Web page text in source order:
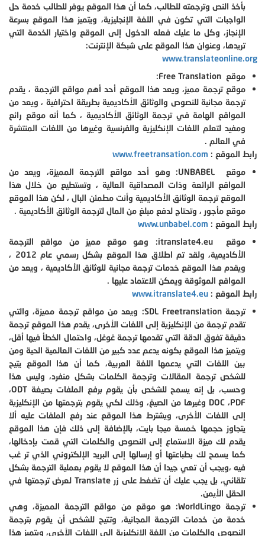
بأخذ النص وترجمته للطالب، كما أن هذا الموقع يوفر للطالب خدمة حل
الواجبات التي تكون في اللغة الإنجليزية، ويتميز هذا الموقع بسرعة
الإنجاز، وكل ما عليك فعله الدخول إلى الموقع واختيار الخدمة التي
تريدها، وعنوان هذا الموقع على شبكة الإنترنت:
www.translateonline.org
موقع Free Translation
:
موقع ترجمة مميز، ويعد هذا الموقع أحد أهم مواقع الترجمة ، يقدم
ترجمة مجانية للنصوص والوثائق الأكاديمية بطريقة احترافية ، ويعد من
المواقع الهامة في ترجمة الوثائق الأكاديمية ، كما أنه موقع رائع
ومفيد لتعلم اللغات الإنكليزية والفرنسية وغيرها من اللغات المنتشرة
في العالم .
رابط الموقع : www.freetransation.com
موقع
UNBABEL: وهو أحد مواقع الترجمة المميزة، ويعد من
المواقع الرائعة وذات المصداقية العالية ، وتستطيع من خلال هذا
الموقع ترجمة الوثائق الأكاديمية وأنت مطمئن البال ، لكن هذا الموقع
موقع مأجور ، وتحتاج لدفع مبلغ من المال لترجمة الوثائق الأكاديمية .
رابط الموقع : www.unbabel.com
موقع
itranslate4.eu: وهو موقع مميز من مواقع الترجمة
الأكاديمية، ولقد تم اطلاق هذا الموقع بشكل رسمي عام 2012 ،
ويقدم هذا الموقع خدمات ترجمة مجانية للوثائق الأكاديمية ، ويعد من
المواقع الموثوقة ويمكن الاعتماد عليها .
رابط الموقع : www.itranslate4.eu
ترجمةSDL Freetranslation: ويعد من مواقع ترجمة مميزة، والتي
تقدم ترجمة من الإنكليزية إلى اللغات الأخرى، يقدم هذا الموقع ترجمة
دقيقة تفوق الدقة التي تقدمها ترجمة غوغل، واحتمال الخطأ فيها أقل،
ويتميز هذا الموقع بكونه يدعم عدد كبير من اللغات العالمية الحية ومن
بين اللغات التي يدعمها اللغة العربية، كما أن هذا الموقع يتيح
للشخص ترجمة المقالات وترجمة الكلمات بشكل منفرد، وليس هذا
وحسب، بل إنه يسمح للشخص بأن يقوم برفع الملفات بصيغة ODT،
PDF، DOC وغيرها من الصيغ، وذلك لكي يقوم بترجمتها من الإنكليزية
إلى اللغات الأخرى، ويشترط هذا الموقع عند رفع الملفات عليه ألا
يتجاوز حجمها خمسة ميجا بايت، بالإضافة إلى ذلك فإن هذا الموقع
يقدم لك ميزة الاستماع إلى النصوص والكلمات التي قمت بإدخالها،
كما يسمح لك بطباعتها أو إرسالها إلى البريد الإلكتروني الذي تر غب
فيه ،ويجب أن تعي جيدا أن هذا الموقع لا يقوم بعملية الترجمة بشكل
تلقائي، بل يجب عليك أن تضغط على زر Translateلعرض ترجمتها في
الحقل الأيمن.
ترجمةWorldLingo: هو موقع من مواقع الترجمة المميزة، وهي
خدمة من خدمات الترجمة المجانية، وتتيح للشخص أن يقوم بترجمة
النصوص والكلمات من اللغة الإنكليزية إلى اللغات الأخرى، ويتميز هذا